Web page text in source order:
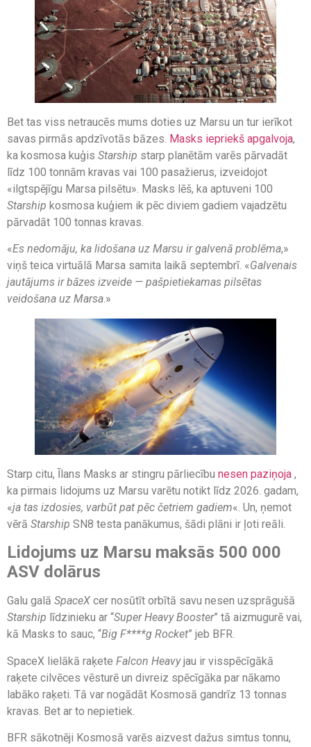
Bet tas viss netraucēs mums doties uz Marsu un tur ierīkot
savas pirmās apdzīvotās bāzes. Masks iepriekš apgalvoja,
ka kosmosa kuģis Starship starp planētām varēs pārvadāt
līdz 100 tonnām kravas vai 100 pasažierus, izveidojot
«ilgtspējīgu Marsa pilsētu». Masks lēš, ka aptuveni 100
Starship kosmosa kuģiem ik pēc diviem gadiem vajadzētu
pārvadāt 100 tonnas kravas.
«Es nedomāju, ka lidošana uz Marsu ir galvenā problēma,»
viņš teica virtuālā Marsa samita laikā septembrī. «Galvenais
jautājums ir bāzes izveide — pašpietiekamas pilsētas
veidošana uz Marsa.»
Starp citu, Īlans Masks ar stingru pārliecību nesen paziņoja ,
ka pirmais lidojums uz Marsu varētu notikt līdz 2026. gadam,
«ja tas izdosies, varbūt pat pēc četriem gadiem«. Un, ņemot
vērā Starship SN8 testa panākumus, šādi plāni ir ļoti reāli.
Lidojums uz Marsu maksās 500 000
ASV dolārus
Galu galā SpaceX cer nosūtīt orbītā savu nesen uzsprāgušā
Starship līdzinieku ar “Super Heavy Booster” tā aizmugurē vai,
kā Masks to sauc, “Big F****g Rocket” jeb BFR.
SpaceX lielākā raķete Falcon Heavyjau ir visspēcīgākā
raķete cilvēces vēsturē un divreiz spēcīgāka par nākamo
labāko raķeti. Tā var nogādāt Kosmosā gandrīz 13 tonnas
kravas. Bet ar to nepietiek.
BFR sākotnēji Kosmosā varēs aizvest dažus simtus tonnu,